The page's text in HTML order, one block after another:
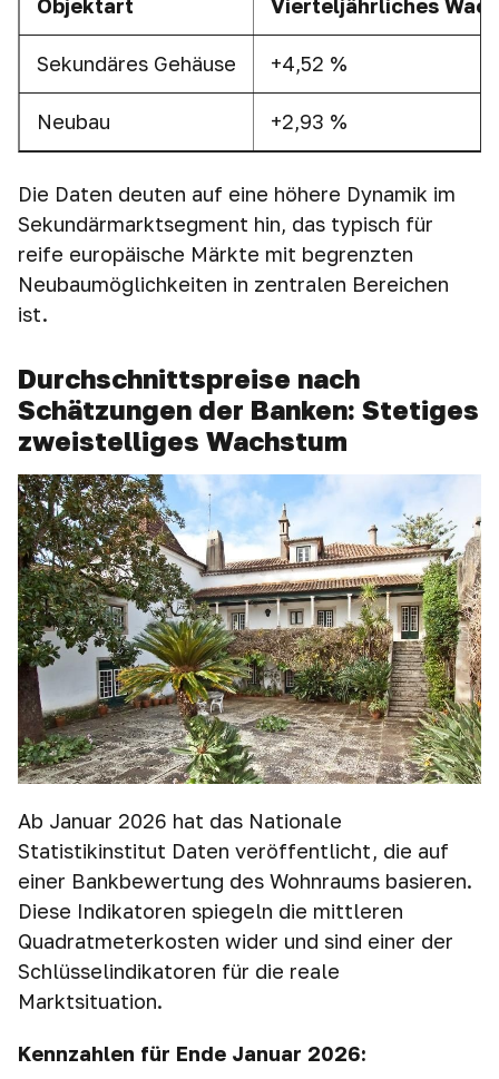
Objektart Vierteljährliches
Sekundäres Gehäuse +4,52 %
Neubau +2,93 %
Die Daten deuten auf eine höhere Dynamik im
Sekundärmarktsegment hin, das typisch für
reife europäische Märkte mit begrenzten
Neubaumöglichkeiten in zentralen Bereichen
ist.
Durchschnittspreise nach
Schätzungen der Banken: Stetiges
zweistelliges Wachstum
Ab Januar 2026 hat das Nationale
Statistikinstitut Daten veröffentlicht, die auf
einer Bankbewertung des Wohnraums basieren.
Diese Indikatoren spiegeln die mittleren
Quadratmeterkosten wider und sind einer der
Schlüsselindikatoren für die reale
Marktsituation.
Kennzahlen für Ende Januar 2026: